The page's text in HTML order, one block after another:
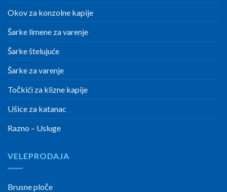
Okov za konzolne kapije
Šarke limene za varenje
Šarke štelujuće
Šarke za varenje
Točkići za klizne kapije
Ušice za katanac
Razno – Usluge
VELEPRODAJA
Brusne ploče